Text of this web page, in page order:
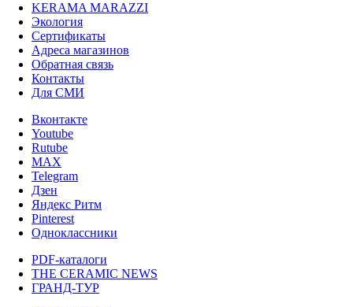
KERAMA MARAZZI
Экология
Сертификаты
Адреса магазинов
Обратная связь
Контакты
Для СМИ
Вконтакте
Youtube
Rutube
MAX
Telegram
Дзен
Яндекс Ритм
Pinterest
Одноклассники
PDF-каталоги
THE CERAMIC NEWS
ГРАНД-ТУР